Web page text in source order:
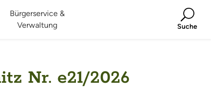
Bürgerservice &
Verwaltung
Suche
Nr. e21/2026